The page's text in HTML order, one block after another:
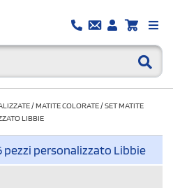
/MATITE COLORATE/SET MATITE
LIBBIE
personalizzato Libbie